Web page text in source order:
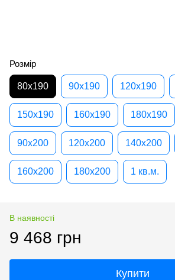
Розмір
80х190 90х190 120х190
150х190 160х190 180х190
90х200 120х200 140х200
160х200 180х200 1 кв.м.
В наявності
9 468 грн
Купити